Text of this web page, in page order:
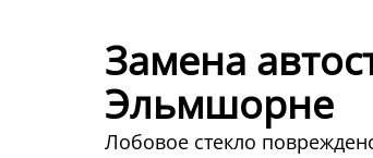
Замена
Эльмшорне
Лобовое стекло